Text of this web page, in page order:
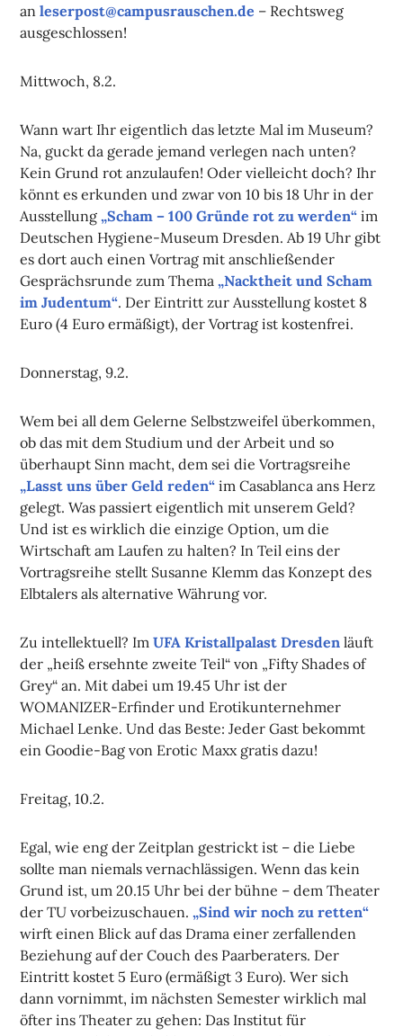
anleserpost@campusrauschen.de – Rechtsweg
ausgeschlossen!
Mittwoch, 8.2.
Wann wart Ihr eigentlich das letzte Mal im Museum?
Na, guckt da gerade jemand verlegen nach unten?
Kein Grund rot anzulaufen! Oder vielleicht doch? Ihr
könnt es erkunden und zwar von 10 bis 18 Uhr in der
Ausstellung„Scham – 100 Gründe rot zu werden“ im
Deutschen Hygiene-Museum Dresden. Ab 19 Uhr gibt
es dort auch einen Vortrag mit anschließender
Gesprächsrunde zum Thema„Nacktheit und Scham
im Judentum“. Der Eintritt zur Ausstellung kostet 8
Euro (4 Euro ermäßigt), der Vortrag ist kostenfrei.
Donnerstag, 9.2.
Wem bei all dem Gelerne Selbstzweifel überkommen,
ob das mit dem Studium und der Arbeit und so
überhaupt Sinn macht, dem sei die Vortragsreihe
„Lasst uns über Geld reden“ im Casablanca ans Herz
gelegt. Was passiert eigentlich mit unserem Geld?
Und ist es wirklich die einzige Option, um die
Wirtschaft am Laufen zu halten? In Teil eins der
Vortragsreihe stellt Susanne Klemm das Konzept des
Elbtalers als alternative Währung vor.
Zu intellektuell? ImUFA Kristallpalast Dresden läuft
der „heiß ersehnte zweite Teil“ von „Fifty Shades of
Grey“ an. Mit dabei um 19.45 Uhr ist der
WOMANIZER-Erfinder und Erotikunternehmer
Michael Lenke. Und das Beste: Jeder Gast bekommt
ein Goodie-Bag von Erotic Maxx gratis dazu!
Freitag, 10.2.
Egal, wie eng der Zeitplan gestrickt ist – die Liebe
sollte man niemals vernachlässigen. Wenn das kein
Grund ist, um 20.15 Uhr bei der bühne – dem Theater
der TU vorbeizuschauen.„Sind wir noch zu retten“
wirft einen Blick auf das Drama einer zerfallenden
Beziehung auf der Couch des Paarberaters. Der
Eintritt kostet 5 Euro (ermäßigt 3 Euro). Wer sich
dann vornimmt, im nächsten Semester wirklich mal
öfter ins Theater zu gehen: Das Institut für